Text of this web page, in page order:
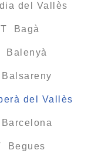
del Vallès
Bagà
Balenyà
del Vallès
Begues